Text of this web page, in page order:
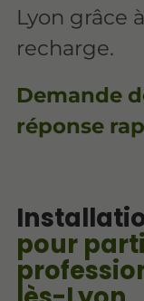
Lyon grâce
recharge.
Demande
réponse
pour